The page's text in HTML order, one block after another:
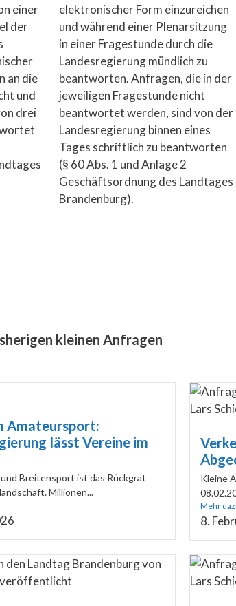
einer
der
an die
und
drei
elektronischer Form einzureichen
und während einer Plenarsitzung
in einer Fragestunde durch die
Landesregierung mündlich zu
beantworten. Anfragen, die in der
jeweiligen Fragestunde nicht
beantwortet werden, sind von der
Landesregierung binnen eines
Tages schriftlich zu beantworten
(§ 60 Abs. 1 und Anlage 2
Geschäftsordnung des Landtages
Brandenburg).
kleinen Anfragen
Amateursport:
lässt Vereine im
Breitensport ist das Rückgrat
Millionen...
Kleine
Mehr
8.